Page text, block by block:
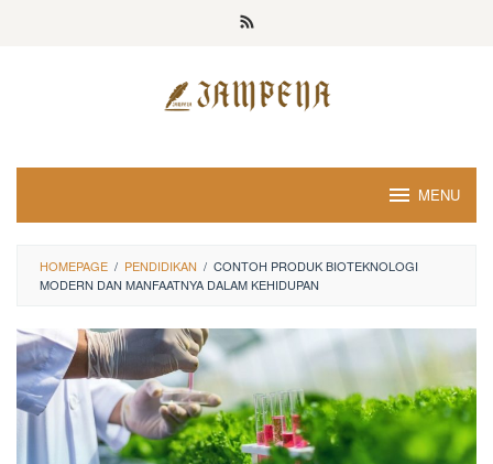
MENU
HOMEPAGE / PENDIDIKAN / CONTOH PRODUK BIOTEKNOLOGI
MODERN DAN MANFAATNYA DALAM KEHIDUPAN